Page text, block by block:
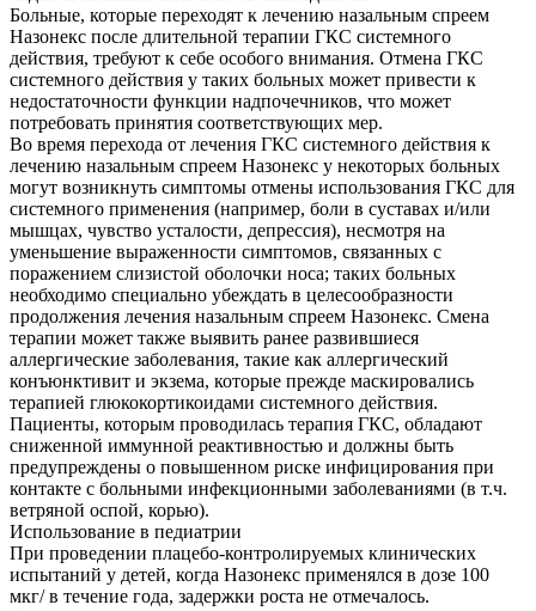
Больные, которые переходят к лечению назальным спреем
Назонекс после длительной терапии ГКС системного
действия, требуют к себе особого внимания. Отмена ГКС
системного действия у таких больных может привести к
недостаточности функции надпочечников, что может
потребовать принятия соответствующих мер.
Во время перехода от лечения ГКС системного действия к
лечению назальным спреем Назонекс у некоторых больных
могут возникнуть симптомы отмены использования ГКС для
системного применения (например, боли в суставах и/или
мышцах, чувство усталости, депрессия), несмотря на
уменьшение выраженности симптомов, связанных с
поражением слизистой оболочки носа; таких больных
необходимо специально убеждать в целесообразности
продолжения лечения назальным спреем Назонекс. Смена
терапии может также выявить ранее развившиеся
аллергические заболевания, такие как аллергический
конъюнктивит и экзема, которые прежде маскировались
терапией глюкокортикоидами системного действия.
Пациенты, которым проводилась терапия ГКС, обладают
сниженной иммунной реактивностью и должны быть
предупреждены о повышенном риске инфицирования при
контакте с больными инфекционными заболеваниями (в т.ч.
ветряной оспой, корью).
Использование в педиатрии
При проведении плацебо-контролируемых клинических
испытаний у детей, когда Назонекс применялся в дозе 100
мкг/ в течение года, задержки роста не отмечалось.